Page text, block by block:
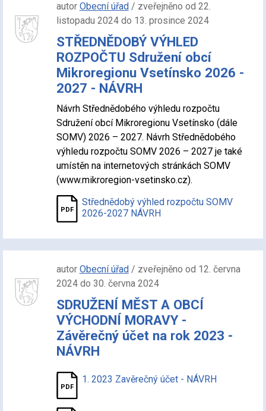
autor Obecní úřad/ zveřejněno od 22.
listopadu 2024 do 13. prosince 2024
STŘEDNĚDOBÝ VÝHLED
ROZPOČTU Sdružení obcí
Mikroregionu Vsetínsko 2026 -
2027 - NÁVRH
Návrh Střednědobého výhledu rozpočtu
Sdružení obcí Mikroregionu Vsetínsko (dále
SOMV) 2026 – 2027. Návrh Střednědobého
výhledu rozpočtu SOMV 2026 – 2027 je také
umístěn na internetových stránkách SOMV
(www.mikroregion-vsetinsko.cz).
Střednědobý výhled rozpočtu SOMV
2026-2027 NÁVRH
autor Obecní úřad/ zveřejněno od 12. června
2024 do 30. června 2024
SDRUŽENÍ MĚST A OBCÍ
VÝCHODNÍ MORAVY -
Závěrečný účet na rok 2023 -
NÁVRH
1. 2023 Zavěrečný účet - NÁVRH